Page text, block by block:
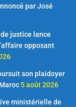
par José
justice lance
opposant
son plaidoyer
5 août 2026
ministérielle de